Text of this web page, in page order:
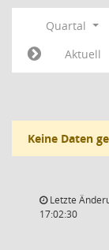
Quartal
Aktuell
Keine Daten
Letzte
17:02:30